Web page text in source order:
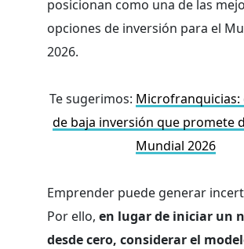
posicionan como una de las
opciones de inversión para el
2026.
Te sugerimos: Microfranquicias:
de baja inversión que promete
Mundial 2026
Emprender puede generar
Por ello, en lugar de iniciar un
desde cero, considerar el